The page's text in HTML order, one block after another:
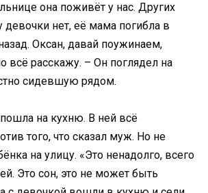
она поживёт у нас. Других
девочки нет, её мама погибла в
Оксан, давай поужинаем,
всё расскажу. – Он поглядел на
сидевшую рядом.
на кухню. В ней всё
того, что сказал муж. Но не
на улицу. «Это ненадолго, всего
Это сон, это не может быть